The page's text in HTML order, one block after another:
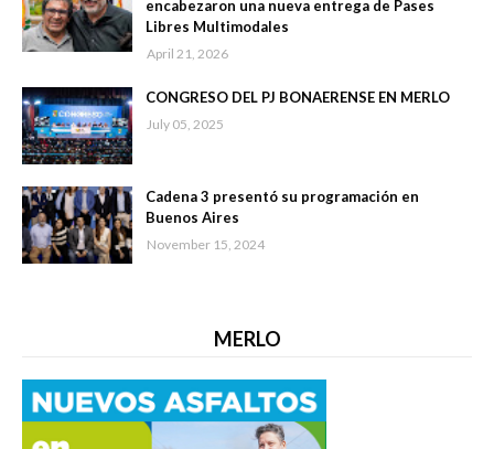
encabezaron una nueva entrega de Pases
Libres Multimodales
April 21, 2026
CONGRESO DEL PJ BONAERENSE EN MERLO
July 05, 2025
Cadena 3 presentó su programación en
Buenos Aires
November 15, 2024
MERLO